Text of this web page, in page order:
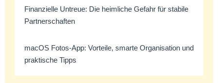
Finanzielle Untreue: Die heimliche Gefahr für stabile
Partnerschaften
macOS Fotos-App: Vorteile, smarte Organisation und
praktische Tipps